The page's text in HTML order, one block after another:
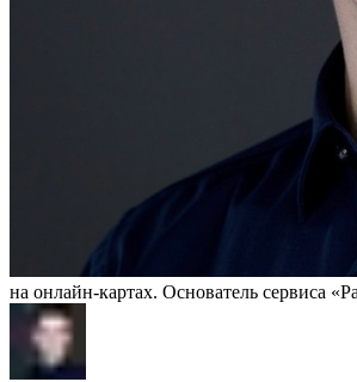
на онлайн-картах. Основатель сервиса